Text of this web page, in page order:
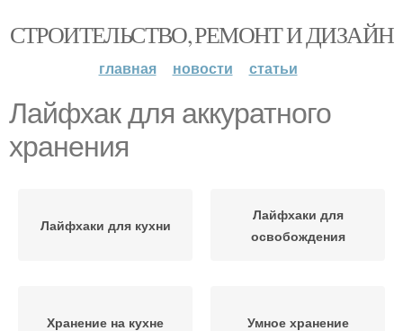
СТРОИТЕЛЬСТВО, РЕМОНТ И ДИЗАЙН
главная новости статьи
Лайфхак для аккуратного
хранения
Лайфхаки для кухни
Лайфхаки для
освобождения
Хранение на кухне Умное хранение